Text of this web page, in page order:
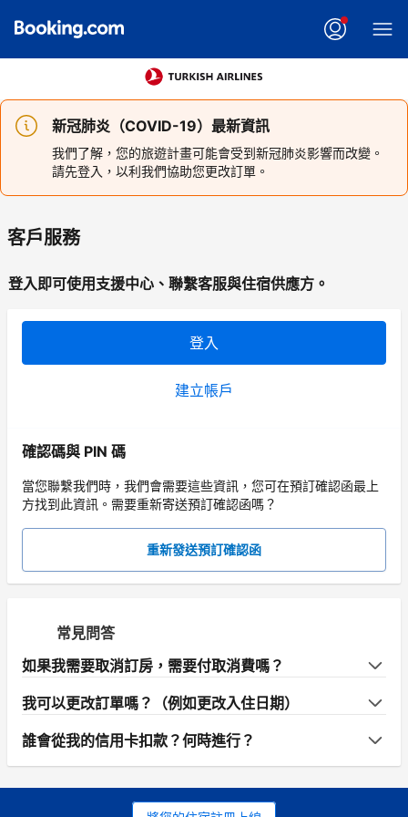
新冠肺炎（COVID-19）最新資訊
我們了解，您的旅遊計畫可能會受到新冠肺炎影響而改變。
請先登入，以利我們協助您更改訂單。
客戶服務
登入即可使用支援中心、聯繫客服與住宿供應方。
登入
建立帳戶
確認碼與 PIN 碼
當您聯繫我們時，我們會需要這些資訊，您可在預訂確認函最上
方找到此資訊。需要重新寄送預訂確認函嗎？
重新發送預訂確認函
常見問答
如果我需要取消訂房，需要付取消費嗎？
我可以更改訂單嗎？（例如更改入住日期）
誰會從我的信用卡扣款？何時進行？